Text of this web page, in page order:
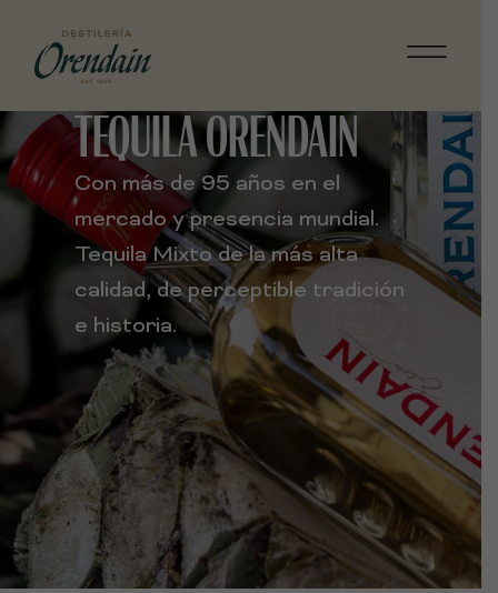
TEQUILA ORENDAIN
Con más de 95 años en el
mercado y presencia mundial.
Tequila Mixto de la más alta
calidad, de perceptible tradición
e historia.